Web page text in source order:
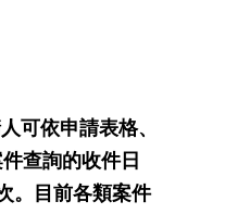
可依申請表格、
查詢的收件日
。目前各類案件